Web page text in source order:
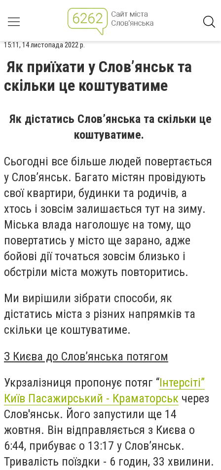
15:11, 14 листопада 2022 р.
Як приїхати у Слов’янськ та
скільки це коштуватиме
Як дістатись Слов’янська та скільки це
коштуватиме.
Сьогодні все більше людей повертається
у Слов’янськ. Багато містян провідують
свої квартири, будинки та родичів, а
хтось і зовсім залишається тут на зиму.
Міська влада наголошує на тому, що
повертатись у місто ще зарано, адже
бойові дії точаться зовсім близько і
обстріли міста можуть повторитись.
Ми вирішили зібрати способи, як
дістатись міста з різних напрямків та
скільки це коштуватиме.
З Києва до Слов’янська потягом
Укрзалізниця пропонує потяг “Інтерсіті”
Київ Пасажирський - Краматорськ через
Слов'янськ. Його запустили ще 14
жовтня. Він відправляється з Києва о
6:44, прибуває о 13:17 у Слов’янськ.
Тривалість поїздки - 6 годин, 33 хвилини.